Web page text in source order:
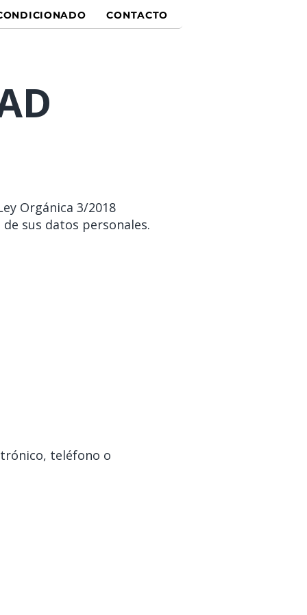
CONTACTO
Orgánica 3/2018
sus datos personales.
teléfono o